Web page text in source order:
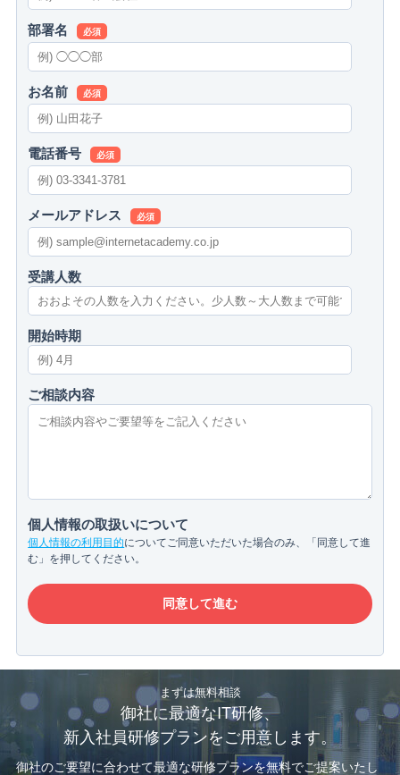
部署名 必須
お名前 必須
電話番号 必須
メールアドレス 必須
受講人数
開始時期
ご相談内容
個人情報の取扱いについて
個人情報の利用目的についてご同意いただいた場合のみ、「同意して進
む」を押してください。
まずは無料相談
御社に最適なIT研修、
新入社員研修プランをご用意します。
御社のご要望に合わせて最適な研修プランを無料でご提案いたし